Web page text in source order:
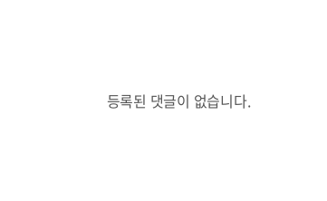
등록된 댓글이 없습니다.